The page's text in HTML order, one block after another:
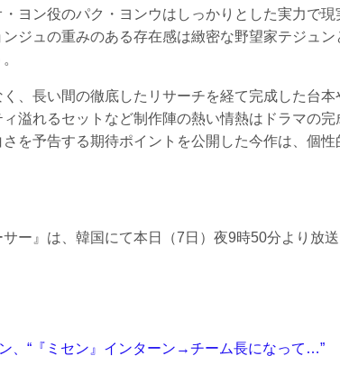
ヨン役のパク・ヨンウはしっかりとした実力で
ジュの重みのある存在感は緻密な野望家テジュ
、長い間の徹底したリサーチを経て完成した台
ィ溢れるセットなど制作陣の熱い情熱はドラマの
を予告する期待ポイントを公開した今作は、個
ー』は、韓国にて本日（7日）夜9時50分より放送
、“『ミセン』インターン→チーム長になって…”